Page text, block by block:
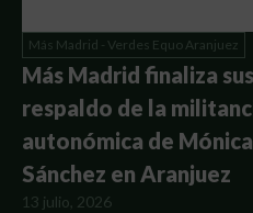
Más Madrid - Verdes Equo Aranjuez
Más Madrid finaliza
respaldo de la
autonómica de
Sánchez en Aranjuez
13 julio, 2026